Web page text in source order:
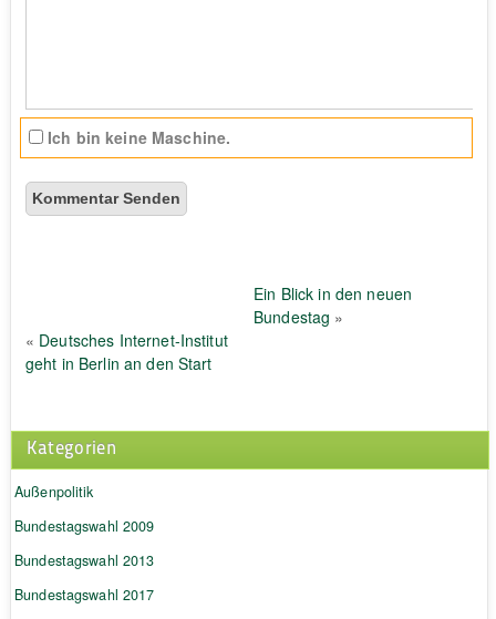
Ich bin keine Maschine.
Ein Blick in den neuen
Bundestag »
« Deutsches Internet-Institut
geht in Berlin an den Start
Kategorien
Außenpolitik
Bundestagswahl 2009
Bundestagswahl 2013
Bundestagswahl 2017